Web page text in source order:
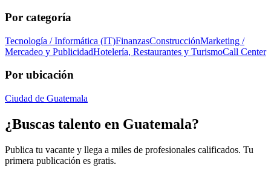
Por categoría
Tecnología / Informática (IT)FinanzasConstrucciónMarketing /
Mercadeo y PublicidadHotelería, Restaurantes y TurismoCall Center
Por ubicación
Ciudad de Guatemala
¿Buscas talento en Guatemala?
Publica tu vacante y llega a miles de profesionales calificados. Tu
primera publicación es gratis.